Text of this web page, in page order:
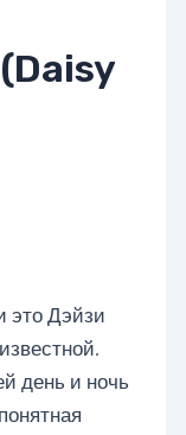
это Дэйзи
день и ночь